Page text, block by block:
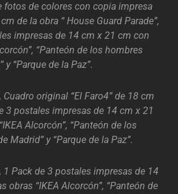
fotos de colores con copia impresa
de la obra “ House Guard Parade”,
impresas de 14 cm x 21 cm con
“Panteón de los hombres
“Parque de la Paz”.
Cuadro original “El Faro4” de 18 cm
3 postales impresas de 14 cm x 21
Alcorcón”, “Panteón de los
Madrid” y “Parque de la Paz”.
1 Pack de 3 postales impresas de 14
obras “IKEA Alcorcón”, “Panteón de